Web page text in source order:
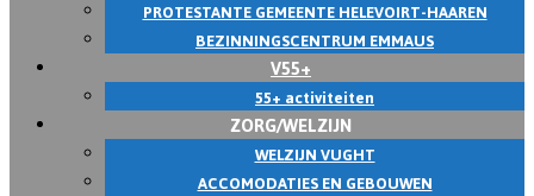
PROTESTANTE GEMEENTE HELEVOIRT-HAAREN
BEZINNINGSCENTRUM EMMAUS
V55+
55+ activiteiten
ZORG/WELZIJN
WELZIJN VUGHT
ACCOMODATIES EN GEBOUWEN